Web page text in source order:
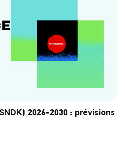
2026-2030 : prévisions